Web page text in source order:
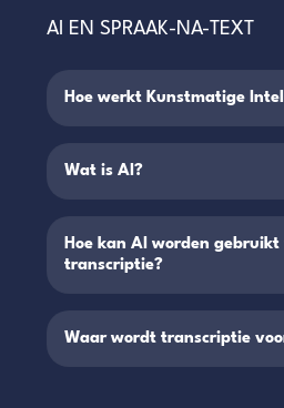
AI EN SPRAAK-NA-TEXT
Hoe werkt Kunstmatige
Wat is AI?
Hoe kan AI worden gebruikt
transcriptie?
Waar wordt transcriptie